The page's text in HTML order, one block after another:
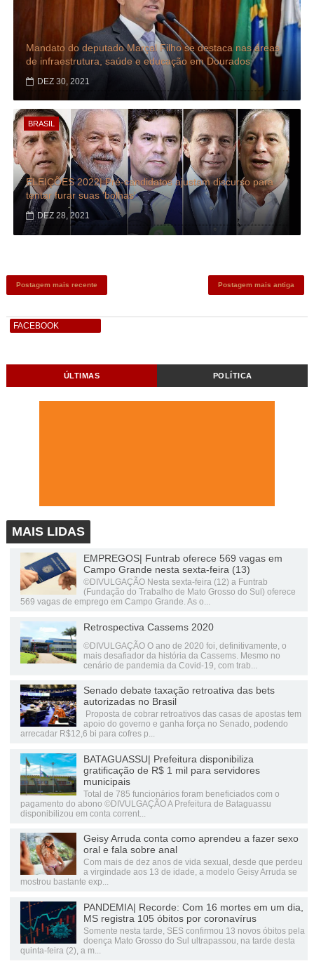
Mandato do deputado Marçal Filho se destaca nas áreas
de infraestrutura, saúde e educação em Dourados
DEZ 30, 2021
BRASIL
ELEIÇÕES 2022| Pré-candidatos ajustam discurso para
tentar furar suas 'bolhas'
DEZ 28, 2021
Postagem mais recente Postagem mais antiga
FACEBOOK
ÚLTIMAS POLÍTICA
MAIS LIDAS
EMPREGOS| Funtrab oferece 569 vagas em
Campo Grande nesta sexta-feira (13)
©DIVULGAÇÃO Nesta sexta-feira (12) a Funtrab
(Fundação do Trabalho de Mato Grosso do Sul) oferece
569 vagas de emprego em Campo Grande. As o...
Retrospectiva Cassems 2020
©DIVULGAÇÃO O ano de 2020 foi, definitivamente, o
mais desafiador da história da Cassems. Mesmo no
cenário de pandemia da Covid-19, com trab...
Senado debate taxação retroativa das bets
autorizadas no Brasil
Proposta de cobrar retroativos das casas de apostas tem
apoio do governo e ganha força no Senado, podendo
arrecadar R$12,6 bi para cofres p...
BATAGUASSU| Prefeitura disponibiliza
gratificação de R$ 1 mil para servidores
municipais
Total de 785 funcionários foram beneficiados com o
pagamento do abono ©DIVULGAÇÃO A Prefeitura de Bataguassu
disponibilizou em conta corrent...
Geisy Arruda conta como aprendeu a fazer sexo
oral e fala sobre anal
Com mais de dez anos de vida sexual, desde que perdeu
a virgindade aos 13 de idade, a modelo Geisy Arruda se
mostrou bastante exp...
PANDEMIA| Recorde: Com 16 mortes em um dia,
MS registra 105 óbitos por coronavírus
Somente nesta tarde, SES confirmou 13 novos óbitos pela
doença Mato Grosso do Sul ultrapassou, na tarde desta
quinta-feira (2), a m...